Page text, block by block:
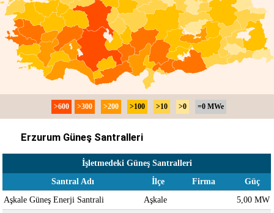
>600 >300 >200 >100 >10 >0 =0 MWe
Erzurum Güneş Santralleri
İşletmedeki Güneş Santralleri
Santral Adı
İlçe Firma
Güç
Aşkale Güneş Enerji Santrali
Aşkale 5,00 MW